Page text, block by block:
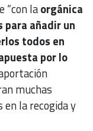
“con laorgánica
para añadir un
todos en
por lo
muchas
la recogida y